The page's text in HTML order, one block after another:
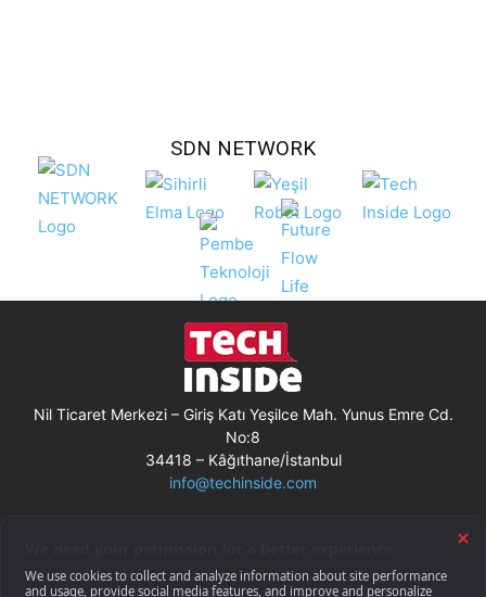
SDN NETWORK
Nil Ticaret Merkezi – Giriş Katı Yeşilce Mah. Yunus Emre Cd.
No:8
34418 – Kâğıthane/İstanbul
info@techinside.com
Gizlilik Bildirimi
RSS